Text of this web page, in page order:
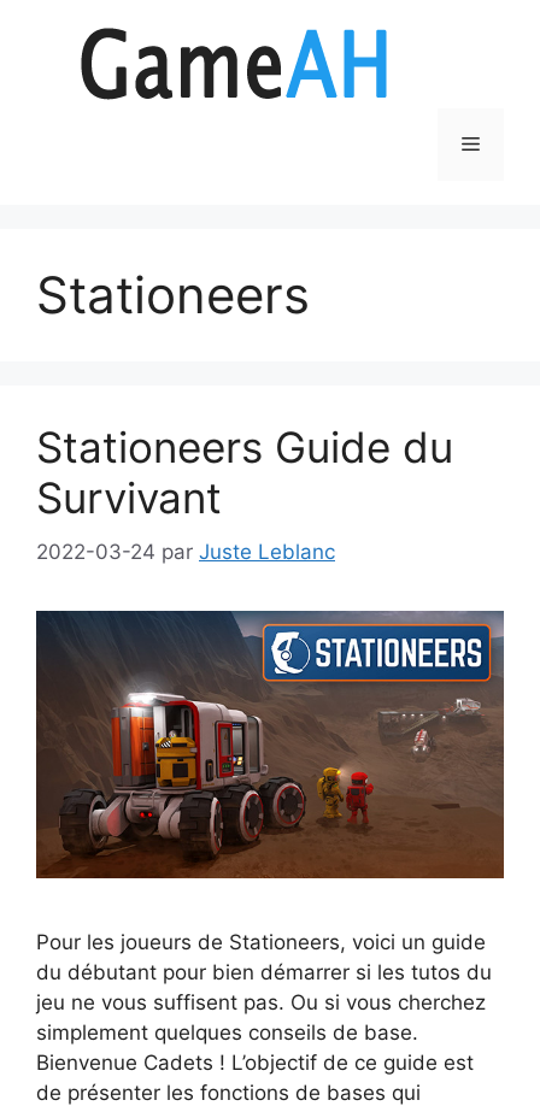
Menu
Stationeers
Stationeers Guide du
Survivant
2022-03-24 par Juste Leblanc
Pour les joueurs de Stationeers, voici un guide
du débutant pour bien démarrer si les tutos du
jeu ne vous suffisent pas. Ou si vous cherchez
simplement quelques conseils de base.
Bienvenue Cadets ! L’objectif de ce guide est
de présenter les fonctions de bases qui